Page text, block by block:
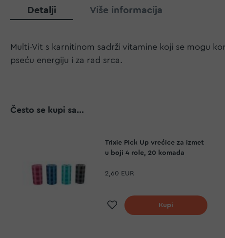
Detalji
Multi-Vit s karnitinom sadrži vitamine koji se mogu
pseću energiju i za rad srca.
Više informacija
Često se kupi sa...
Trixie Pick Up vrećice za izmet
u boji 4 role, 20 komada
2,60 EUR
Dodaj na listu želja
Kupi